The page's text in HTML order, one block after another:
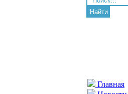
Найти
Главная